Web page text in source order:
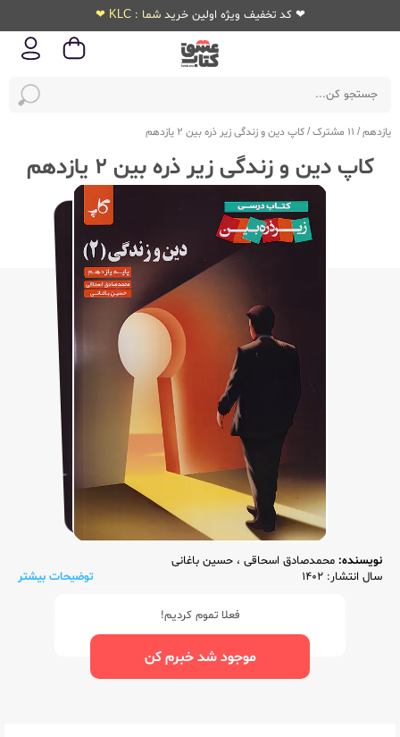
❤ کد تخفیف ویژه اولین خرید شما : KLC ❤
یازدهم/ 11 مشترک /کاپ دین و زندگی زیر ذره بین 2 یازدهم
کاپ دین و زندگی زیر ذره بین 2 یازدهم
نویسنده: محمدصادق اسحاقی ، حسین باغانی
سال انتشار: 1402
توضیحات بیشتر
فعلا تموم کردیم!
موجود شد خبرم کن